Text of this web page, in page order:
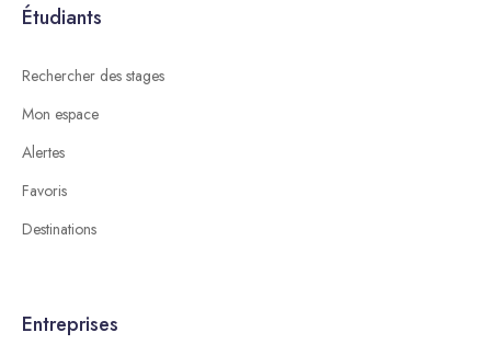
Étudiants
Rechercher des stages
Mon espace
Alertes
Favoris
Destinations
Entreprises